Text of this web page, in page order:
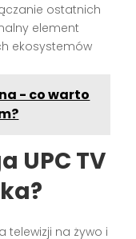
ostatnich
element
ekosystemów
- co warto
UPC TV
na żywo i